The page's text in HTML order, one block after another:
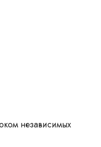
независимых